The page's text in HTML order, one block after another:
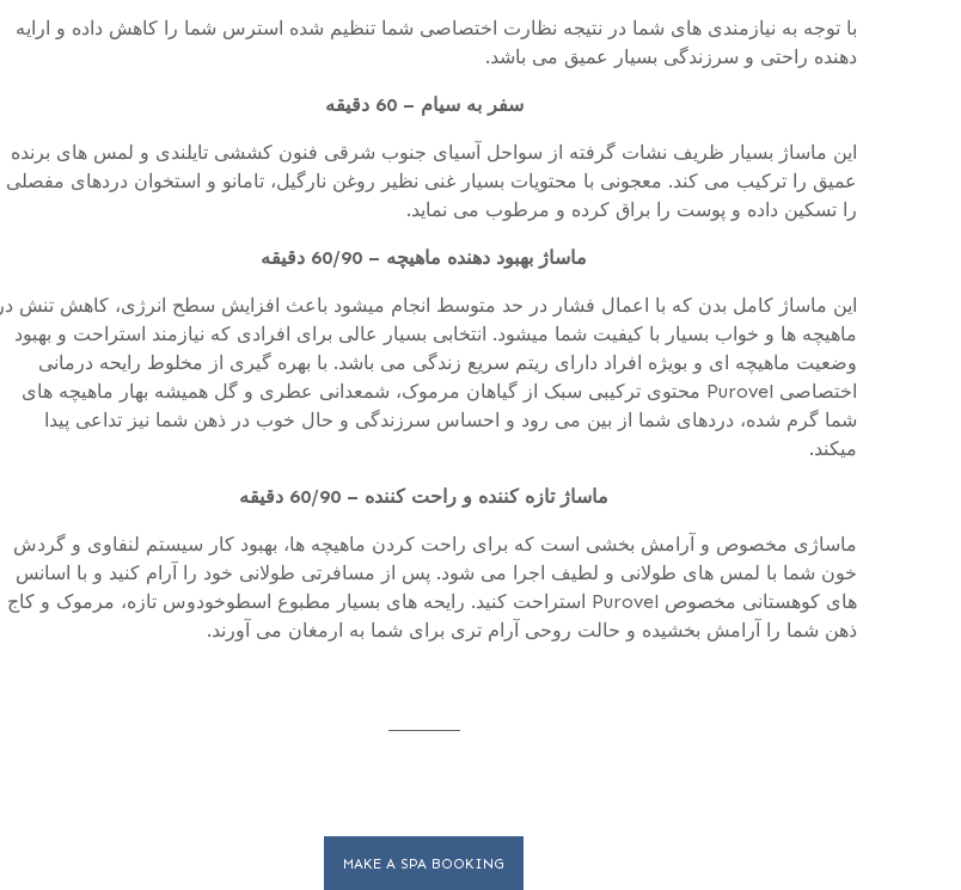
با توجه به نیازمندی های شما در نتیجه نظارت اختصاصی شما تنظیم شده استرس شما را کاهش داده و ارایه
دهنده راحتی و سرزندگی بسیار عمیق می باشد.
سفر به سیام – 60 دقیقه
این ماساژ بسیار ظریف نشات گرفته از سواحل آسیای جنوب شرقی فنون کششی تایلندی و لمس های برنده
عمیق را ترکیب می کند. معجونی با محتویات بسیار غنی نظیر روغن نارگیل، تامانو و استخوان دردهای مفصلی
را تسکین داده و پوست را براق کرده و مرطوب می نماید.
ماساژ بهبود دهنده ماهیچه – 60/90 دقیقه
این ماساژ کامل بدن که با اعمال فشار در حد متوسط انجام میشود باعث افزایش سطح انرژی، کاهش تنش در
ماهیچه ها و خواب بسیار با کیفیت شما میشود. انتخابی بسیار عالی برای افرادی که نیازمند استراحت و بهبود
وضعیت ماهیچه ای و بویژه افراد دارای ریتم سریع زندگی می باشد. با بهره گیری از مخلوط رایحه درمانی
اختصاصی Purovel محتوی ترکیبی سبک از گیاهان مرموک، شمعدانی عطری و گل همیشه بهار ماهیچه های
شما گرم شده، دردهای شما از بین می رود و احساس سرزندگی و حال خوب در ذهن شما نیز تداعی پیدا
میکند.
ماساژ تازه کننده و راحت کننده – 60/90 دقیقه
ماساژی مخصوص و آرامش بخشی است که برای راحت کردن ماهیچه ها، بهبود کار سیستم لنفاوی و گردش
خون شما با لمس های طولانی و لطیف اجرا می شود. پس از مسافرتی طولانی خود را آرام کنید و با اسانس
های کوهستانی مخصوص Purovel استراحت کنید. رایحه های بسیار مطبوع اسطوخودوس تازه، مرموک و کاج
ذهن شما را آرامش بخشیده و حالت روحی آرام تری برای شما به ارمغان می آورند.
MAKE A SPA BOOKING